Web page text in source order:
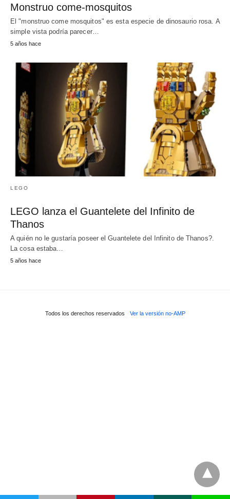
Monstruo come-mosquitos
El "monstruo come mosquitos" es esta especie de dinosaurio rosa. A
simple vista podría parecer…
5 años hace
LEGO
LEGO lanza el Guantelete del Infinito de
Thanos
A quién no le gustaría poseer el Guantelete del Infinito de Thanos?.
La cosa estaba…
5 años hace
Todos los derechos reservados Ver la versión no-AMP